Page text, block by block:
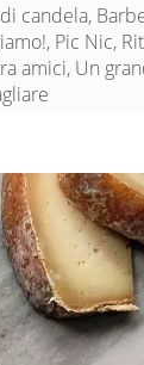
candela,
Pic Nic,
amici, Un